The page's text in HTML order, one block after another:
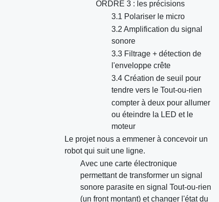
ORDRE 3 : les précisions
3.1 Polariser le micro
3.2 Amplification du signal
sonore
3.3 Filtrage + détection de
l'enveloppe crête
3.4 Création de seuil pour
tendre vers le Tout-ou-rien
compter à deux pour allumer
ou éteindre la LED et le
moteur
Le projet nous a emmener à concevoir un
robot qui suit une ligne.
Avec une carte électronique
permettant de transformer un signal
sonore parasite en signal Tout-ou-rien
(un front montant) et changer l'état du